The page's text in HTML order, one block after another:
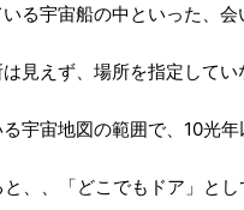
る宇宙船の中といった、
見えず、場所を指定して
宇宙地図の範囲で、10光年
、、「どこでもドア」と